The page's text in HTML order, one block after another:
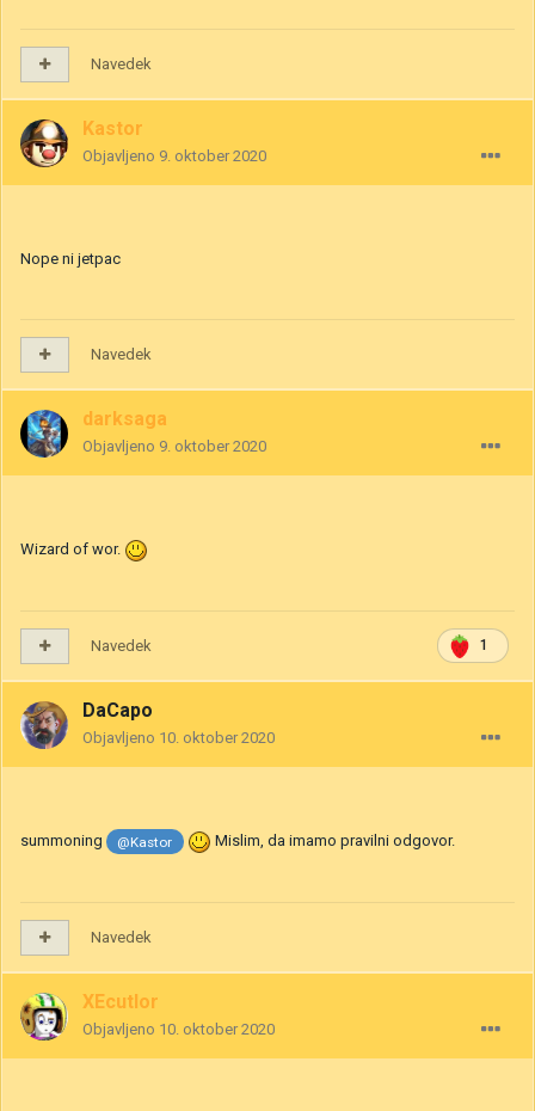
Navedek
Kastor
Objavljeno 9. oktober 2020
Nope ni jetpac
Navedek
darksaga
Objavljeno 9. oktober 2020
Wizard of wor.
1
Navedek
DaCapo
Objavljeno 10. oktober 2020
summoning @Kastor Mislim, da imamo pravilni odgovor.
Navedek
XEcutIor
Objavljeno 10. oktober 2020